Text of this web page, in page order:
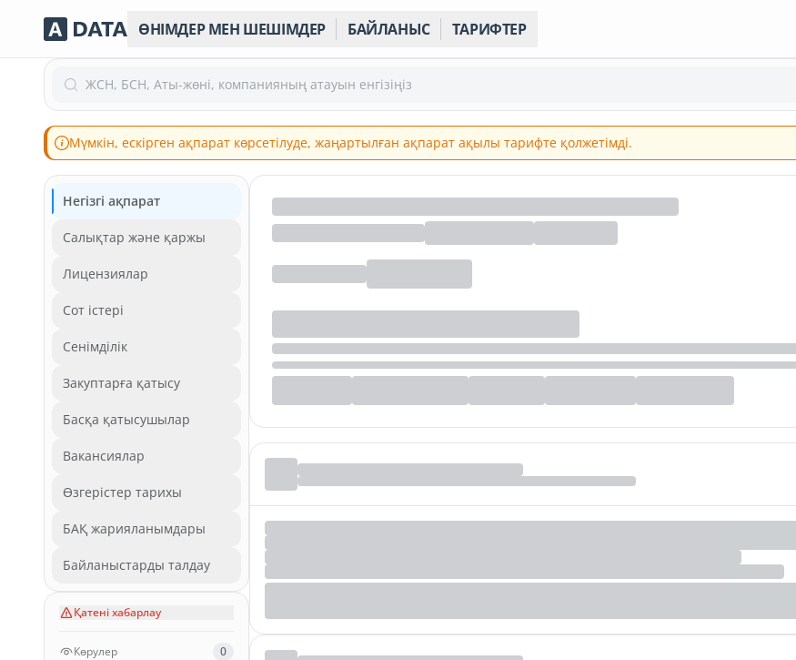
ӨНІМДЕР МЕН ШЕШІМДЕР БАЙЛАНЫС ТАРИФТЕР
ЖСН, БСН, Аты-жөні, компанияның атауын енгізіңіз
Мүмкін, ескірген ақпарат көрсетілуде, жаңартылған ақпарат ақылы тарифте қолжетімді.
Негізгі ақпарат
Салықтар және қаржы
Лицензиялар
Сот істері
Сенімділік
Закуптарға қатысу
Басқа қатысушылар
Вакансиялар
Өзгерістер тарихы
БАҚ жарияланымдары
Байланыстарды талдау
Қатені хабарлау
Көрулер 0